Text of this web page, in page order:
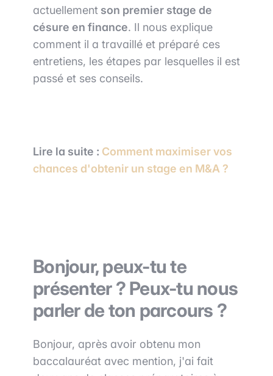
actuellement son premier stage de
césure en finance. Il nous explique
comment il a travaillé et préparé ces
entretiens, les étapes par lesquelles il est
passé et ses conseils.
Lire la suite : Comment maximiser vos
chances d'obtenir un stage en M&A ?
Bonjour, peux-tu te
présenter ? Peux-tu nous
parler de ton parcours ?
Bonjour, après avoir obtenu mon
baccalauréat avec mention, j'ai fait